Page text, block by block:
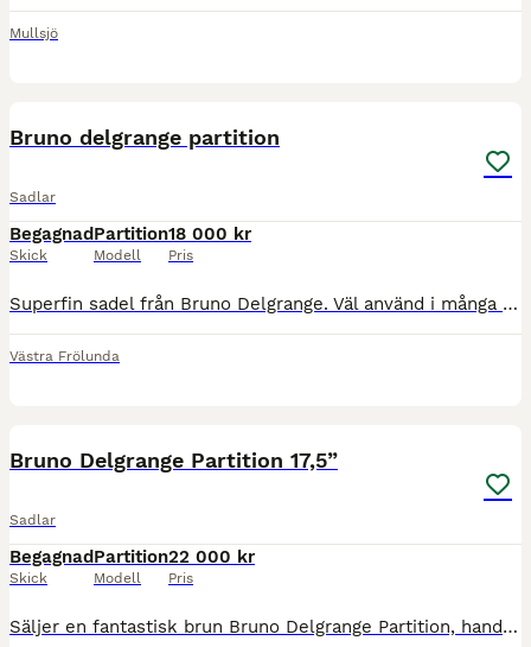
Mullsjö
Bruno delgrange partition
Sadlar
Begagnad
Skick
Partition
Modell
18 000 kr
Pris
Superfin sadel från Bruno Delgrange. Väl använd i många år. Men hel och i bra skick. En otroligt skön sadel. Säljes då hästen är såld. 17 tum, 27 bomvidd
Västra Frölunda
Bruno Delgrange Partition 17,5”
Sadlar
Begagnad
Skick
Partition
Modell
22 000 kr
Pris
Säljer en fantastisk brun Bruno Delgrange Partition, handgjord i Frankrike och en av marknadens mest uppskattade hoppsadlar. Partition är en modell med halvdjupt säte som ger mycket god balans och nä